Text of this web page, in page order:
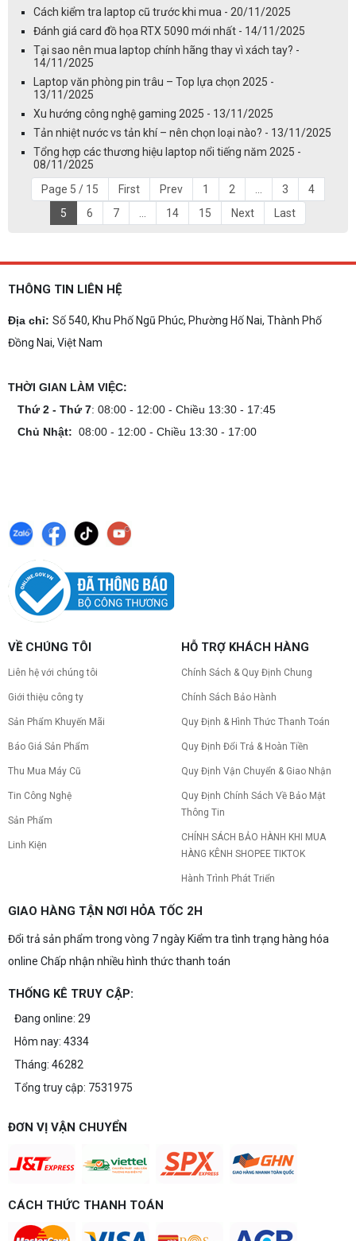
Cách kiểm tra laptop cũ trước khi mua - 20/11/2025
Đánh giá card đồ họa RTX 5090 mới nhất - 14/11/2025
Tại sao nên mua laptop chính hãng thay vì xách tay? -
14/11/2025
Laptop văn phòng pin trâu – Top lựa chọn 2025 -
13/11/2025
Xu hướng công nghệ gaming 2025 - 13/11/2025
Tản nhiệt nước vs tản khí – nên chọn loại nào? - 13/11/2025
Tổng hợp các thương hiệu laptop nổi tiếng năm 2025 -
08/11/2025
Page 5 / 15
First Prev 1 2 3
4
5
6 7 14 15 Next Last
THÔNG TIN LIÊN HỆ
Địa chỉ: Số 540, Khu Phố Ngũ Phúc, Phường Hố Nai, Thành Phố
Đồng Nai, Việt Nam
THỜI GIAN LÀM VIỆC:
Thứ 2 - Thứ 7: 08:00 - 12:00 - Chiều 13:30 - 17:45
Chủ Nhật: 08:00 - 12:00 - Chiều 13:30 - 17:00
VỀ CHÚNG TÔI
Liên hệ với chúng tôi
Giới thiệu công ty
Sản Phẩm Khuyến Mãi
Báo Giá Sản Phẩm
Thu Mua Máy Cũ
Tin Công Nghệ
Sản Phẩm
Linh Kiện
HỖ TRỢ KHÁCH HÀNG
Chính Sách & Quy Định Chung
Chính Sách Bảo Hành
Quy Định & Hình Thức Thanh Toán
Quy Định Đổi Trả & Hoàn Tiền
Quy Định Vận Chuyển & Giao Nhận
Quy Định Chính Sách Về Bảo Mật
Thông Tin
CHÍNH SÁCH BẢO HÀNH KHI MUA
HÀNG KÊNH SHOPEE TIKTOK
Hành Trình Phát Triển
GIAO HÀNG TẬN NƠI HỎA TỐC 2H
Đổi trả sản phẩm trong vòng 7 ngày Kiểm tra tình trạng hàng hóa
online Chấp nhận nhiều hình thức thanh toán
THỐNG KÊ TRUY CẬP:
Đang online: 29
Hôm nay: 4334
Tháng: 46282
Tổng truy cập: 7531975
ĐƠN VỊ VẬN CHUYỂN
CÁCH THỨC THANH TOÁN